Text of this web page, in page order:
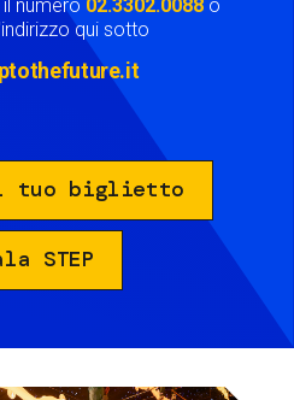
numero 02.3302.0088 o
qui sotto
tuo biglietto
STEP